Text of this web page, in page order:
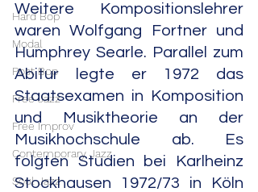
Hard Bop
Modal
Post Bop
Free Jazz
Free Improv
Contemporary Jazz
Soul Jazz
Weitere Kompositionslehrer
waren Wolfgang Fortner und
Humphrey Searle. Parallel zum
Abitur legte er 1972 das
Staatsexamen in Komposition
und Musiktheorie an der
Musikhochschule ab. Es
folgten Studien bei Karlheinz
Stockhausen 1972/73 in Köln